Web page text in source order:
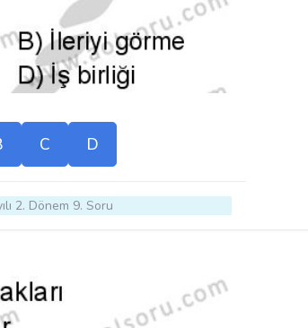
C D
2. Dönem 9. Soru